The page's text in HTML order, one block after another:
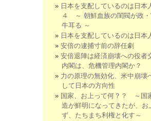
日本を支配しているのは日本
４ ～ 朝鮮血族の閨閥が政・
牛耳る ～
日本を支配しているのは日本
安倍の逮捕寸前の辞任劇
安倍退陣は経済崩壊への役者
内閣は、危機管理内閣か？
力の原理の無効化、米中崩壊
して日本の方向性
国家、お上って何？？ ～国
造が鮮明になってきたが、お
ず、たちまち利権と化す～